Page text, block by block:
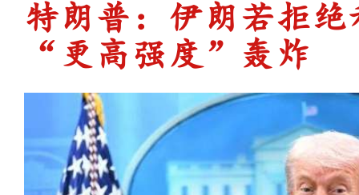
特朗普：伊朗若拒
“更高强度”轰炸